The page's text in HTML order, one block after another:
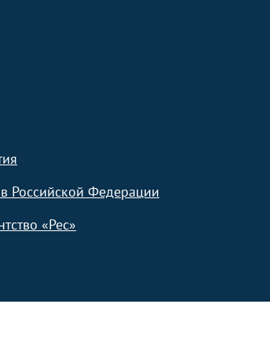
Российской Федерации
«Рес»